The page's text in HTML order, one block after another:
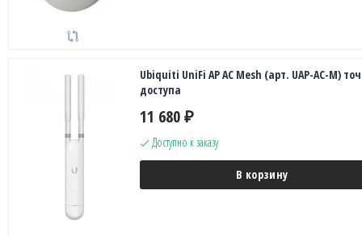
Ubiquiti UniFi AP AC Mesh (арт. UAP-AC-M)
доступа
11 680 ₽
Доступно к заказу
В корзину